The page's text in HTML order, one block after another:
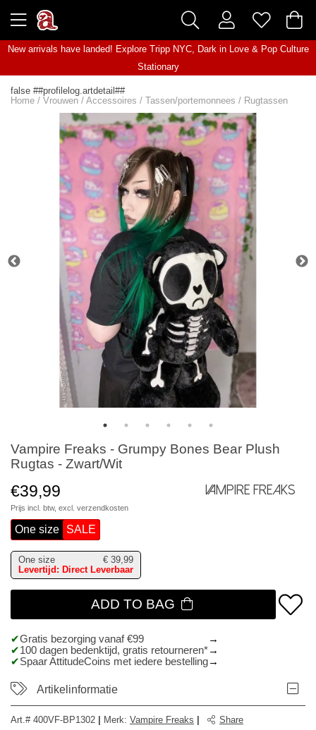
New arrivals have landed! Explore Tripp NYC, Dark in Love& Pop Culture
Stationary
false ##profilelog.artdetail##
Home / Vrouwen / Accessoires / Tassen/portemonnees / Rugtassen
Vampire Freaks - Grumpy Bones Bear Plush
Rugtas - Zwart/Wit
€39,99
Prijs incl. btw, excl. verzendkosten
Vampire Freaks
One size SALE
One size € 39,99
Levertijd: Direct Leverbaar
ADD TO BAG
Gratis bezorging vanaf €99
100 dagen bedenktijd, gratis retourneren*
Spaar AttitudeCoins met iedere bestelling
Artikelinformatie
Art.# 400VF-BP1302 Merk: Vampire Freaks Share